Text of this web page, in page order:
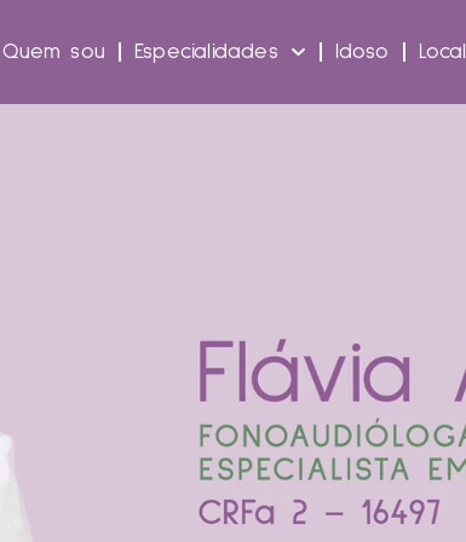
Quem sou Especialidades Idoso